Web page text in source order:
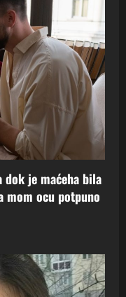
dok je maćeha bila
ocu potpuno